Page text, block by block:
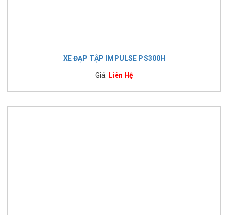
XE ĐẠP TẬP IMPULSE PS300H
Giá: Liên Hệ